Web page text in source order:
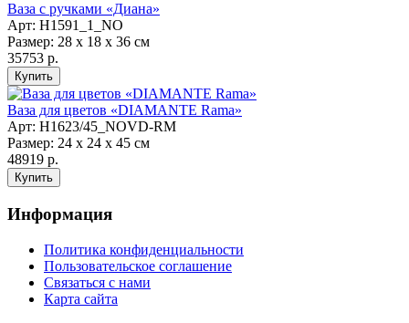
Ваза с ручками «Диана»
Арт: Н1591_1_NO
Размер: 28 х 18 х 36 см
35753 р.
Ваза для цветов «DIAMANTE Rama»
Арт: Н1623/45_NOVD-RM
Размер: 24 х 24 х 45 см
48919 р.
Информация
Политика конфиденциальности
Пользовательское соглашение
Связаться с нами
Карта сайта